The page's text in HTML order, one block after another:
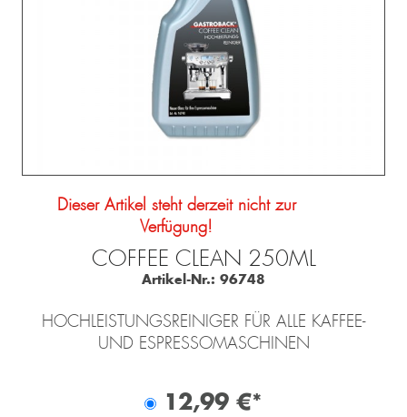
Dieser Artikel steht derzeit nicht zur
Verfügung!
COFFEE CLEAN 250ML
Artikel-Nr.: 96748
HOCHLEISTUNGSREINIGER FÜR ALLE KAFFEE-
UND ESPRESSOMASCHINEN
12,99 €*